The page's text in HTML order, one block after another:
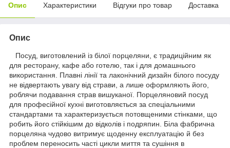
Опис Характеристики Відгуки про товар Доставка
Опис
Посуд, виготовлений із білої порцеляни, є традиційним як
для ресторану, кафе або готелю, так і для домашнього
використання. Плавні лінії та лаконічний дизайн білого посуду
не відвертають увагу від страви, а лише оформляють його,
роблячи подавання страв вишуканої. Порцеляновий посуд
для професійної кухні виготовляється за спеціальними
стандартами та характеризується потовщеними стінками, що
робить його стійкішим до відколів і подряпин. Біла фабрична
порцеляна чудово витримує щоденну експлуатацію й без
проблем переносить часті цикли миття та сушіння в